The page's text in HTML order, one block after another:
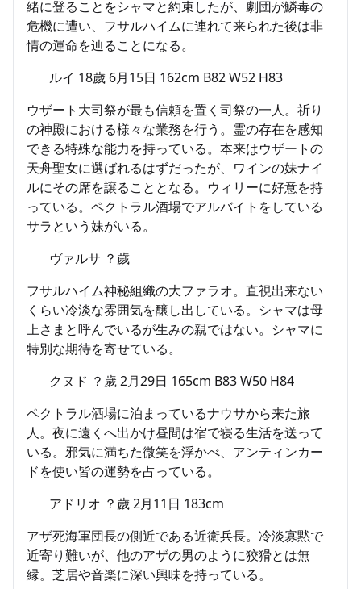
緒に登ることをシャマと約束したが、劇団が鱗毒の
危機に遭い、フサルハイムに連れて来られた後は非
情の運命を辿ることになる。
ルイ 18歲 6月15日 162cm B82 W52 H83
ウザート大司祭が最も信頼を置く司祭の一人。祈り
の神殿における様々な業務を行う。霊の存在を感知
できる特殊な能力を持っている。本来はウザートの
天舟聖女に選ばれるはずだったが、ワインの妹ナイ
ルにその席を譲ることとなる。ウィリーに好意を持
っている。ペクトラル酒場でアルバイトをしている
サラという妹がいる。
ヴァルサ ？歲
フサルハイム神秘組織の大ファラオ。直視出来ない
くらい冷淡な雰囲気を醸し出している。シャマは母
上さまと呼んでいるが生みの親ではない。シャマに
特別な期待を寄せている。
クヌド ？歲 2月29日 165cm B83 W50 H84
ペクトラル酒場に泊まっているナウサから来た旅
人。夜に遠くへ出かけ昼間は宿で寝る生活を送って
いる。邪気に満ちた微笑を浮かべ、アンティンカー
ドを使い皆の運勢を占っている。
アドリオ ？歲 2月11日 183cm
アザ死海軍団長の側近である近衛兵長。冷淡寡黙で
近寄り難いが、他のアザの男のように狡猾とは無
縁。芝居や音楽に深い興味を持っている。